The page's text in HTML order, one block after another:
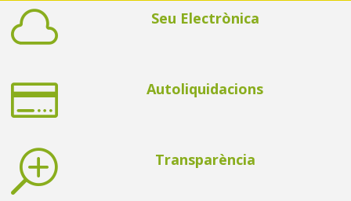
 Seu Electrònica
 Autoliquidacions
T Transparència